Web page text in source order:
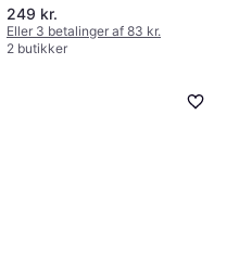
249 kr.
Eller 3 betalinger af 83 kr.
2 butikker